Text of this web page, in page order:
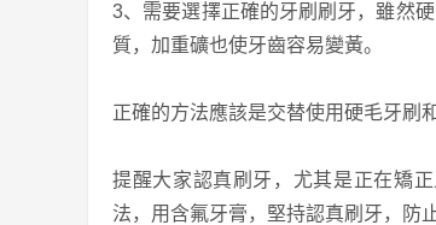
3、需要選擇正確的牙刷刷牙，雖然
質，加重礦也使牙齒容易變黃。
正確的方法應該是交替使用硬毛牙刷
提醒大家認真刷牙，尤其是正在矯
法，用含氟牙膏，堅持認真刷牙，防